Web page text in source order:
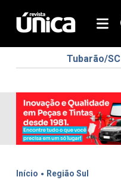
Tubarão/SC
Início . Região Sul